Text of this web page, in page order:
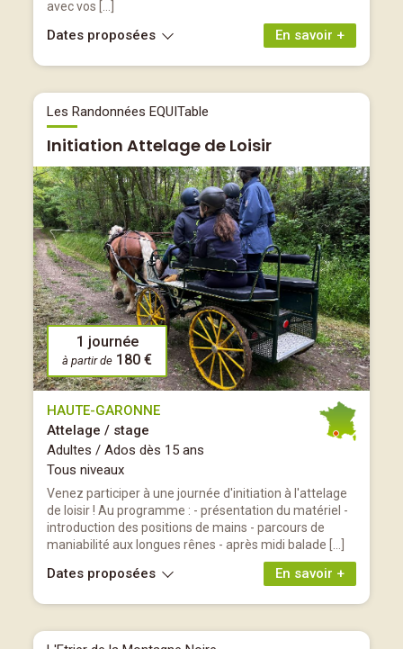
avec vos […]
En savoir +
Dates proposées
Les Randonnées EQUITable
Initiation Attelage de Loisir
1 journée
à partir de 180 €
HAUTE-GARONNE
Attelage / stage
Adultes / Ados dès 15 ans
Tous niveaux
Venez participer à une journée d'initiation à l'attelage
de loisir ! Au programme : - présentation du matériel -
introduction des positions de mains - parcours de
maniabilité aux longues rênes - après midi balade […]
En savoir +
Dates proposées